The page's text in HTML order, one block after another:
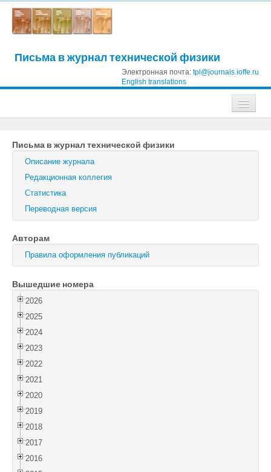
Письма в журнал технической физики
Электронная почта: tpl@journals.ioffe.ru
English translations
Журнал технической физики
Письма в Журнал технической физики
Физика твердого тела
Физика и техника полупроводников
Оптика и спектроскопия
Поиск
Войти
Письма в журнал технической физики
Описание журнала
Редакционная коллегия
Статистика
Переводная версия
Авторам
Правила оформления публикаций
Вышедшие номера
2026
2025
2024
2023
2022
2021
2020
2019
2018
2017
2016